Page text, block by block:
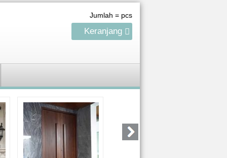
Jumlah = pcs
Keranjang